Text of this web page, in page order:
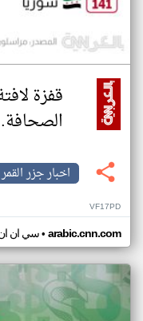
قفزة
اخبار جزر القمر
VF17PD
سي ان• arabic.cnn.com